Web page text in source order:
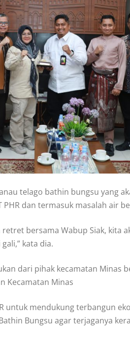
telago bathin bungsu yang
PHR dan termasuk masalah air
bersama Wabup Siak, kita
kata dia.
dari pihak kecamatan Minas
Kecamatan Minas
untuk mendukung terbangun
Bungsu agar terjaganya